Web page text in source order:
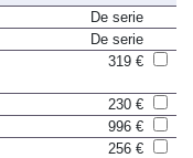
De serie
De serie
319 €
230 €
996 €
256 €